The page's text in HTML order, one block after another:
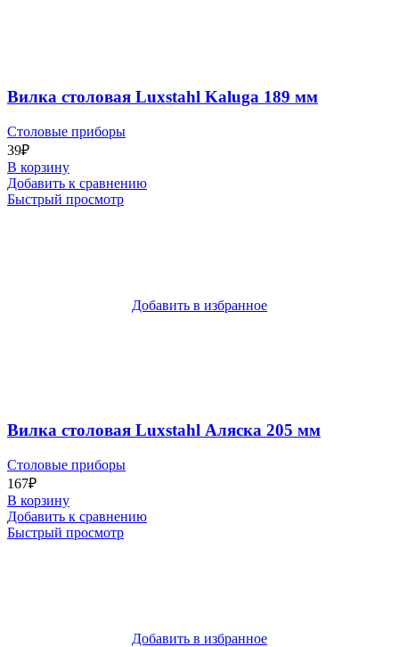
Вилка столовая Luxstahl Kaluga 189 мм
Столовые приборы
39₽
В корзину
Добавить к сравнению
Быстрый просмотр
Добавить в избранное
Вилка столовая Luxstahl Аляска 205 мм
Столовые приборы
167₽
В корзину
Добавить к сравнению
Быстрый просмотр
Добавить в избранное